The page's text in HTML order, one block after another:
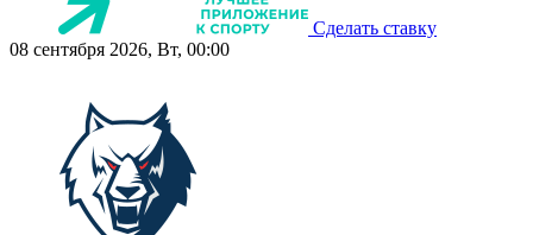
Сделать ставку
08 сентября 2026, Вт, 00:00